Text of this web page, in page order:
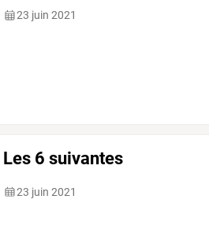
23 juin 2021
Les 6 suivantes
23 juin 2021